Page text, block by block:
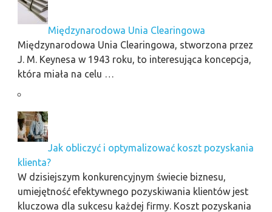
Międzynarodowa Unia Clearingowa
Międzynarodowa Unia Clearingowa, stworzona przez
J. M. Keynesa w 1943 roku, to interesująca koncepcja,
która miała na celu …
Jak obliczyć i optymalizować koszt pozyskania
klienta?
W dzisiejszym konkurencyjnym świecie biznesu,
umiejętność efektywnego pozyskiwania klientów jest
kluczowa dla sukcesu każdej firmy. Koszt pozyskania